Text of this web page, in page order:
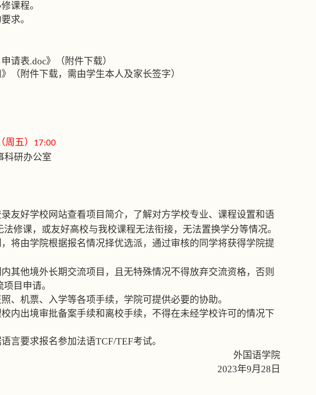
课程。
求。
请表.doc》（附件下载）
（附件下载，需由学生本人及家长签字）
周五） 17:00
科研办公室
友好学校网站查看项目简介，了解对方学校专业、课程设置和语
修课，或友好高校与我校课程无法衔接，无法置换学分等情况。
将由学院根据报名情况择优选派，通过审核的同学将获得学院提
其他境外长期交流项目，且无特殊情况不得放弃交流资格，否则
目申请。
、机票、入学等各项手续，学院可提供必要的协助。
内出境审批备案手续和离校手续，不得在未经学校许可的情况下
言要求报名参加法语TCF/TEF考试。
外国语学院
2023年9月 28 日